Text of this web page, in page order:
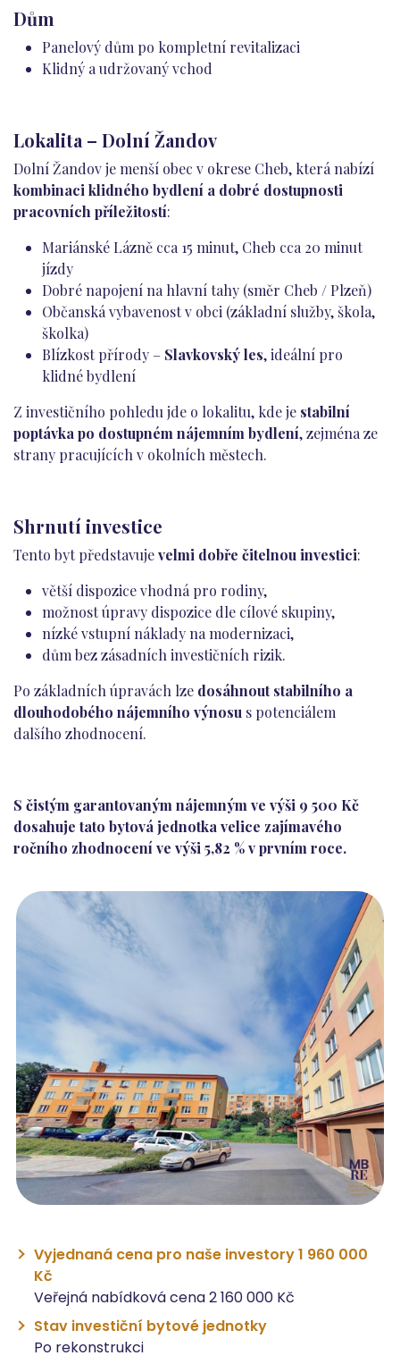
Dům
Panelový dům po kompletní revitalizaci
Klidný a udržovaný vchod
Lokalita – Dolní Žandov
Dolní Žandov je menší obec v okrese Cheb, která nabízí
kombinaci klidného bydlení a dobré dostupnosti
pracovních příležitostí:
Mariánské Lázně cca 15 minut, Cheb cca 20 minut
jízdy
Dobré napojení na hlavní tahy (směr Cheb / Plzeň)
Občanská vybavenost v obci (základní služby, škola,
školka)
Blízkost přírody – Slavkovský les, ideální pro
klidné bydlení
Z investičního pohledu jde o lokalitu, kde je stabilní
poptávka po dostupném nájemním bydlení, zejména ze
strany pracujících v okolních městech.
Shrnutí investice
Tento byt představujevelmi dobře čitelnou investici:
větší dispozice vhodná pro rodiny,
možnost úpravy dispozice dle cílové skupiny,
nízké vstupní náklady na modernizaci,
dům bez zásadních investičních rizik.
Po základních úpravách lze dosáhnout stabilního a
dlouhodobého nájemního výnosu s potenciálem
dalšího zhodnocení.
S čistým garantovaným nájemným ve výši 9 500 Kč
dosahuje tato bytová jednotka velice zajímavého
ročního zhodnocení ve výši 5,82 % v prvním roce.
Vyjednaná cena pro naše investory 1 960 000
Kč
Veřejná nabídková cena 2 160 000 Kč
Stav investiční bytové jednotky
Po rekonstrukci